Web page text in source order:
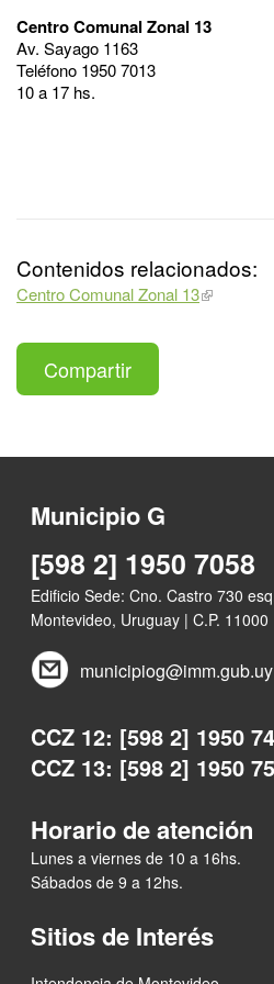
Centro Comunal Zonal 13
Av. Sayago 1163
Teléfono 1950 7013
10 a 17 hs.
Contenidos relacionados:
Centro Comunal Zonal 13
Compartir
Municipio G
[598 2] 1950 7058
Edificio Sede: Cno. Castro 730
Montevideo, Uruguay | C.P. 11000
municipiog@imm.gub.uy
CCZ 12: [598 2] 1950
CCZ 13: [598 2] 1950
Horario de atención
Lunes a viernes de 10 a 16hs.
Sábados de 9 a 12hs.
Sitios de Interés